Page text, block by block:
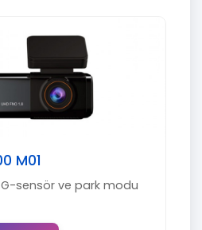
M01
G-sensör ve park modu